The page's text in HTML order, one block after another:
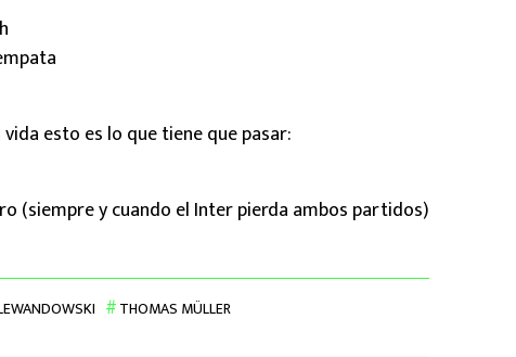
esto es lo que tiene que pasar:
(siempre y cuando el Inter pierda ambos partidos)
THOMAS MÜLLER